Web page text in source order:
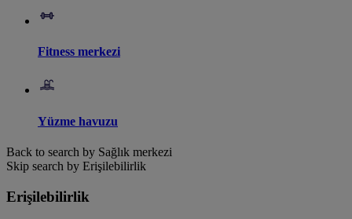
Fitness merkezi
Yüzme havuzu
Back to search by Sağlık merkezi
Skip search by Erişilebilirlik
Erişilebilirlik